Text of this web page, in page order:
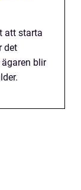
att starta
det
blir